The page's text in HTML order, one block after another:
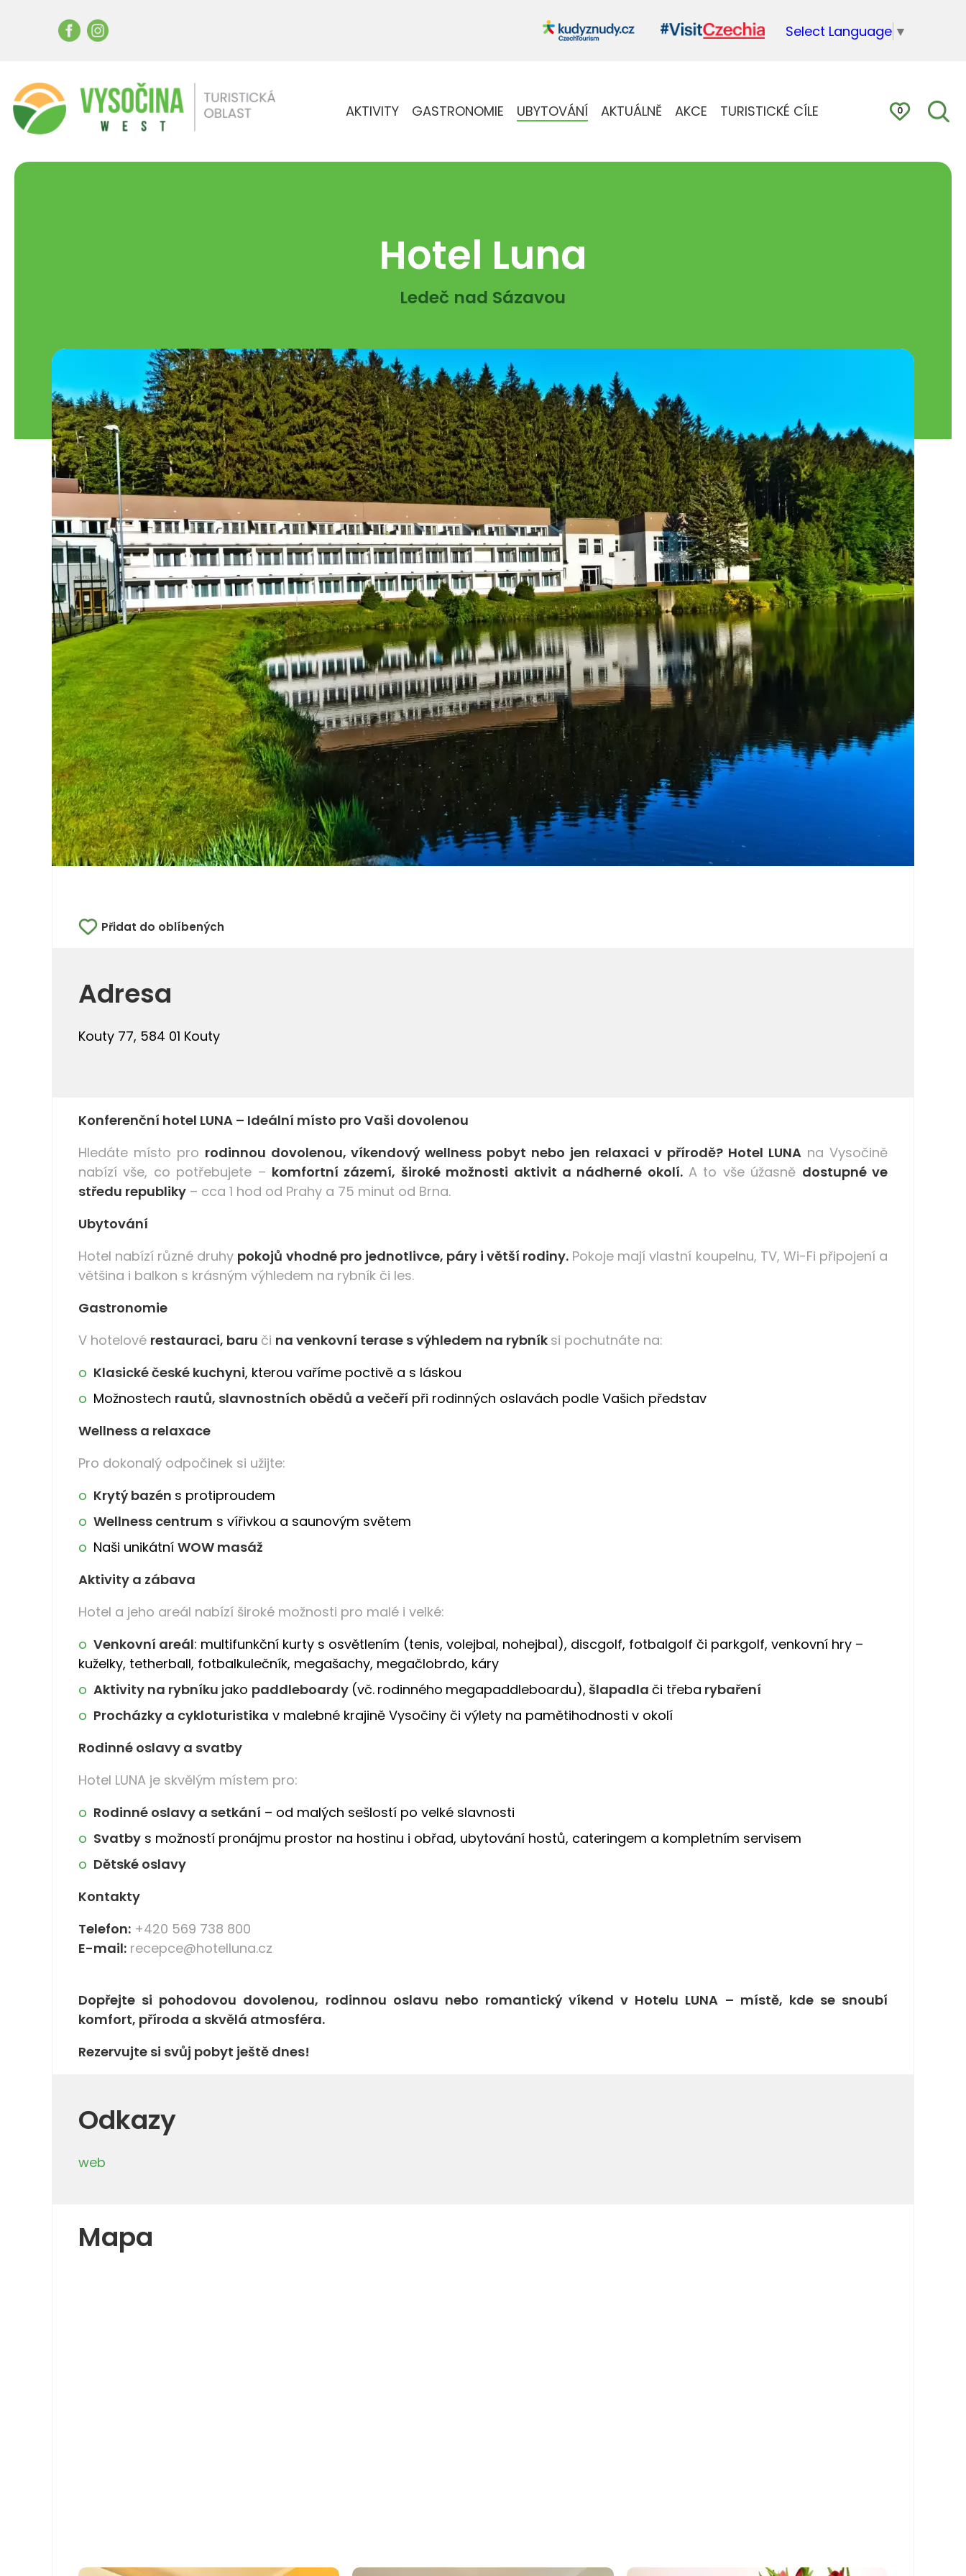
Select Language ▼
AKTIVITY GASTRONOMIE UBYTOVÁNÍ AKTUÁLNĚ AKCE TURISTICKÉ CÍLE 0
Hotel Luna
Ledeč nad Sázavou
Přidat do oblíbených
Adresa
Kouty 77, 584 01 Kouty
Konferenční hotel LUNA – Ideální místo pro Vaši dovolenou
Hledáte místo pro rodinnou dovolenou, víkendový wellness pobyt nebo jen relaxaci v přírodě? Hotel LUNA na Vysočině
nabízí vše, co potřebujete – komfortní zázemí, široké možnosti aktivit a nádherné okolí.A to vše úžasně dostupné ve
středu republiky – cca 1 hod od Prahy a 75 minut od Brna.
Ubytování
Hotel nabízí různé druhy pokojů vhodné pro jednotlivce, páry i větší rodiny. Pokoje mají vlastní koupelnu, TV, Wi-Fi připojení a
většina i balkon s krásným výhledem na rybník či les.
Gastronomie
V hotelové restauraci, baru či na venkovní terase s výhledem na rybník si pochutnáte na:
Klasické české kuchyni, kterou vaříme poctivě a s láskou
Možnostech rautů, slavnostních obědů a večeří při rodinných oslavách podle Vašich představ
Wellness a relaxace
Pro dokonalý odpočinek si užijte:
Krytý bazén s protiproudem
Wellness centrum s vířivkou a saunovým světem
Naši unikátní WOW masáž
Aktivity a zábava
Hotel a jeho areál nabízí široké možnosti pro malé i velké:
Venkovní areál: multifunkční kurty s osvětlením (tenis, volejbal, nohejbal), discgolf, fotbalgolf či parkgolf, venkovní hry –
kuželky, tetherball, fotbalkulečník, megašachy, megačlobrdo, káry
Aktivity na rybníku jako paddleboardy (vč. rodinného megapaddleboardu), šlapadla či třeba rybaření
Procházky a cykloturistika v malebné krajině Vysočiny či výlety na pamětihodnosti v okolí
Rodinné oslavy a svatby
Hotel LUNA je skvělým místem pro:
Rodinné oslavy a setkání – od malých sešlostí po velké slavnosti
Svatby s možností pronájmu prostor na hostinu i obřad, ubytování hostů, cateringem a kompletním servisem
Dětské oslavy
Kontakty
Telefon: +420 569 738 800
E-mail: recepce@hotelluna.cz
Dopřejte si pohodovou dovolenou, rodinnou oslavu nebo romantický víkend v Hotelu LUNA – místě, kde se snoubí
komfort, příroda a skvělá atmosféra.
Rezervujte si svůj pobyt ještě dnes!
Odkazy
web
Mapa